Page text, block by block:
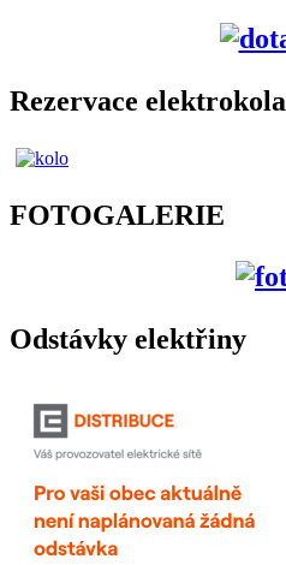
Rezervace elektrokola
FOTOGALERIE
Odstávky elektřiny